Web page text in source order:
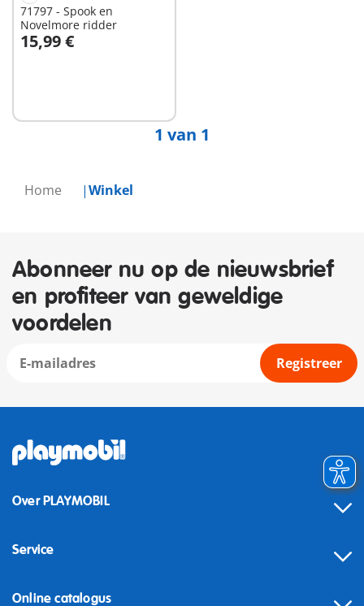
Home Winkel
71797 - Spook en
Novelmore ridder
15,99 €
1 van 1
Abonneer nu op de nieuwsbrief
en profiteer van geweldige
voordelen
Registreer
Over PLAYMOBIL
Service
Online catalogus